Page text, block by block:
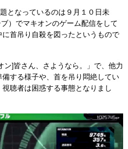
となっているのは９月１０日未
）でマキオンのゲーム配信をして
首吊り自殺を図ったというもので
ン]皆さん、さようなら。」で、他力
する様子や、首を吊り悶絶してい
聴者は困惑する事態となりまし